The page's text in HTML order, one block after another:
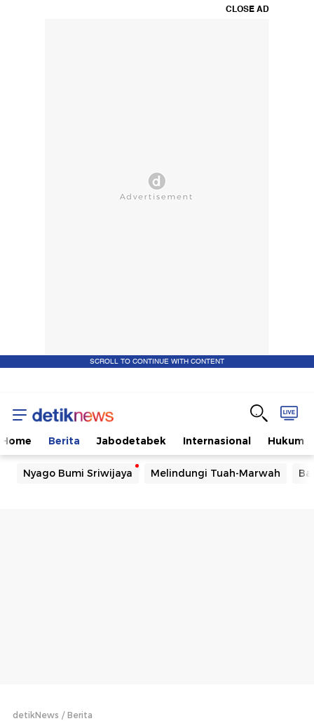
CLOSE AD
SCROLL TO CONTINUE WITH CONTENT
Home Berita Jabodetabek Internasional Hukum
Nyago Bumi Sriwijaya Melindungi Tuah-Marwah
detikNews Berita